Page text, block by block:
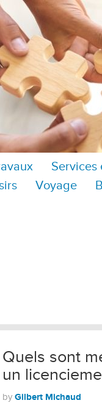
Services
Voyage
Quels sont
un
by Gilbert Michaud